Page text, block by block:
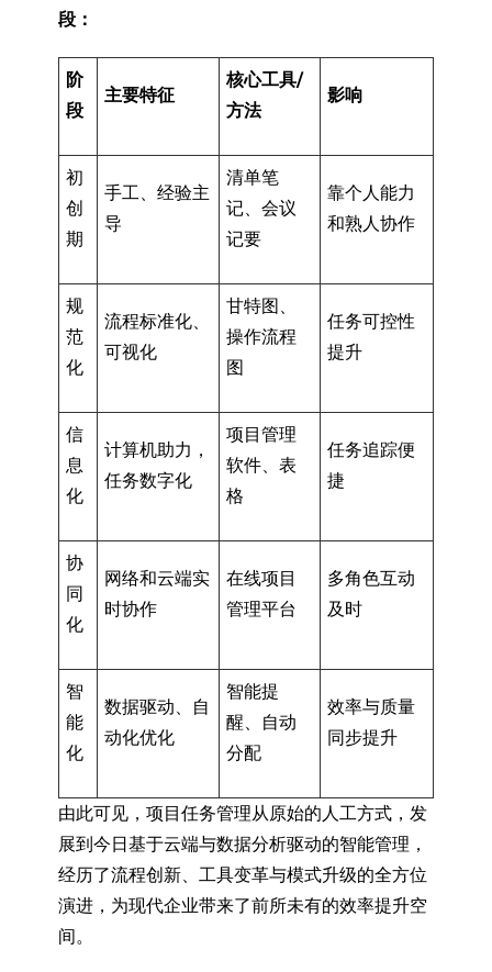
段：
阶
段
主要特征
核心工具/
方法
影响
初
创
期
手工、经验主
导
清单笔
记、会议
记要
靠个人能力
和熟人协作
规
范
化
流程标准化、
可视化
甘特图、
操作流程
图
任务可控性
提升
信
息
化
计算机助力，
任务数字化
项目管理
软件、表
格
任务追踪便
捷
协
同
化
网络和云端实
时协作
在线项目
管理平台
多角色互动
及时
智
能
化
数据驱动、自
动化优化
智能提
醒、自动
分配
效率与质量
同步提升
由此可见，项目任务管理从原始的人工方式，发
展到今日基于云端与数据分析驱动的智能管理，
经历了流程创新、工具变革与模式升级的全方位
演进，为现代企业带来了前所未有的效率提升空
间。